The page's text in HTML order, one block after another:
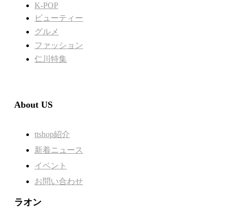
K-POP
ビューティー
グルメ
ファッション
仁川特集
About US
ttshop紹介
新着ニュース
イベント
お問い合わせ
ラオン